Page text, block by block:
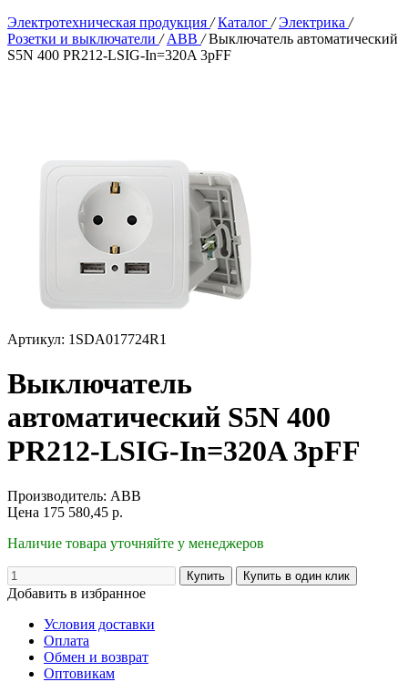
Электротехническая продукция / Каталог / Электрика /
Розетки и выключатели / ABB / Выключатель автоматический
S5N 400 PR212-LSIG-In=320A 3pFF
Артикул: 1SDA017724R1
Выключатель
автоматический S5N 400
PR212-LSIG-In=320A 3pFF
Производитель: ABB
Цена 175 580,45 р.
Наличие товара уточняйте у менеджеров
Добавить в избранное
Условия доставки
Оплата
Обмен и возврат
Оптовикам